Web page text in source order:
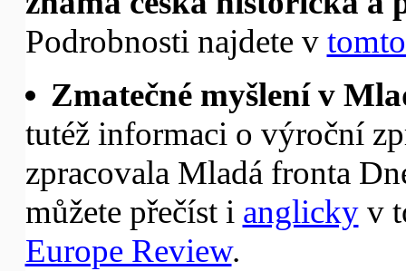
Podrobnosti najdete v
Zmatečné myšlení v
tutéž informaci o výroční
zpracovala Mladá fronta
můžete přečíst i anglickyv
Europe Review.